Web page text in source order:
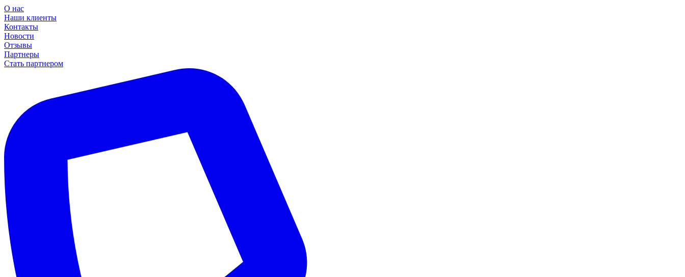
О нас
Наши клиенты
Контакты
Новости
Отзывы
Партнеры
Стать партнером